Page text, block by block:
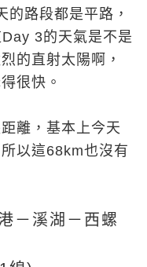
路段都是平路，
3的天氣是不是
的直射太陽啊，
很快。
離，基本上今天
以這68km也沒有
－溪湖－西螺